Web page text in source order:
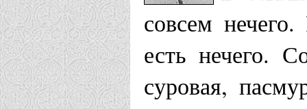
совсем
есть нечего.
суровая,